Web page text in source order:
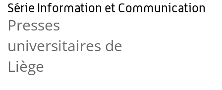
Série Information et Communication
Presses
universitaires de
Liège